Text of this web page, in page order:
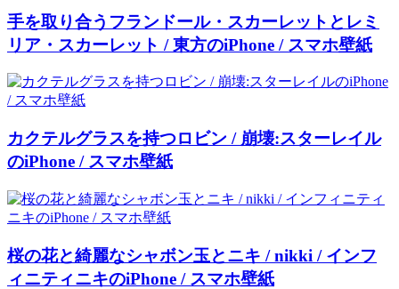
手を取り合うフランドール・スカーレットとレミ
リア・スカーレット / 東方のiPhone / スマホ壁紙
カクテルグラスを持つロビン / 崩壊:スターレイル
のiPhone / スマホ壁紙
桜の花と綺麗なシャボン玉とニキ / nikki / インフ
ィニティニキのiPhone / スマホ壁紙